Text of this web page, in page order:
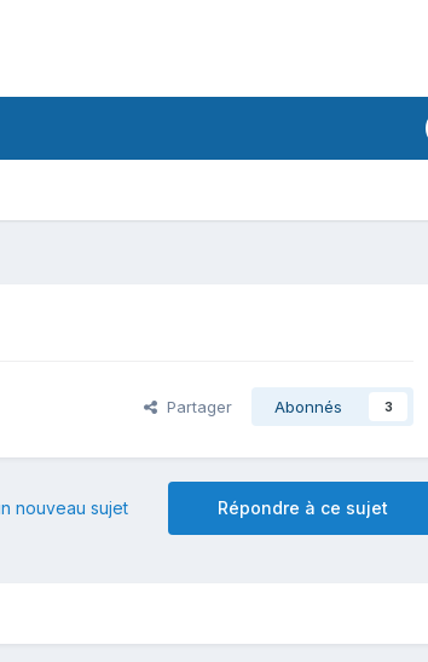
Partager Abonnés 3
Répondre à ce sujet
nouveau sujet